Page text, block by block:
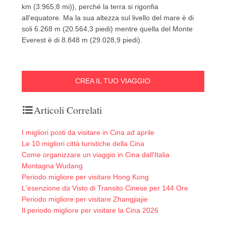
km (3.965,8 mi)), perché la terra si rigonfia
all'equatore. Ma la sua altezza sul livello del mare è di
soli 6.268 m (20.564,3 piedi) mentre quella del Monte
Everest è di 8.848 m (29.028,9 piedi).
CREA IL TUO VIAGGIO
Articoli Correlati
I migliori posti da visitare in Cina ad aprile
Le 10 migliori città turistiche della Cina
Come organizzare un viaggio in Cina dall'Italia
Montagna Wudang
Periodo migliore per visitare Hong Kong
L'esenzione da Visto di Transito Cinese per 144 Ore
Periodo migliore per visitare Zhangjiajie
Il periodo migliore per visitare la Cina 2026